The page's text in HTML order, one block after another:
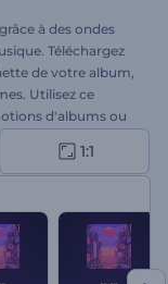
à des ondes
Téléchargez
de votre album,
Utilisez ce
d'albums ou
d'essayer !
1:1